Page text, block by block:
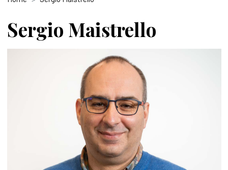
Sergio Maistrello